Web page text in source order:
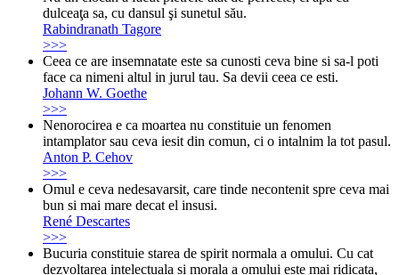
dulceaţa sa, cu dansul şi sunetul său.
Rabindranath Tagore
>>>
Ceea ce are insemnatate este sa cunosti ceva bine si sa-l poti
face ca nimeni altul in jurul tau. Sa devii ceea ce esti.
Johann W. Goethe
>>>
Nenorocirea e ca moartea nu constituie un fenomen
intamplator sau ceva iesit din comun, ci o intalnim la tot pasul.
Anton P. Cehov
>>>
Omul e ceva nedesavarsit, care tinde necontenit spre ceva mai
bun si mai mare decat el insusi.
René Descartes
>>>
Bucuria constituie starea de spirit normala a omului. Cu cat
dezvoltarea intelectuala si morala a omului este mai ridicata,